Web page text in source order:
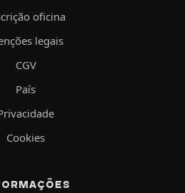
oficina
legais
CGV
País
Cookies